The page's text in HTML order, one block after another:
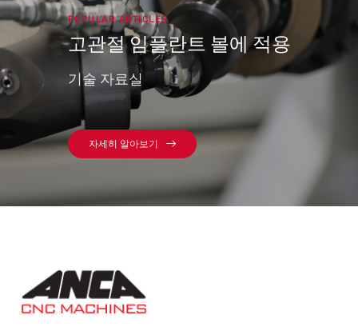
POPULAR ARTICLES
고관절 임플란트 볼에 적용
기술 자료실
자세히 알아보기